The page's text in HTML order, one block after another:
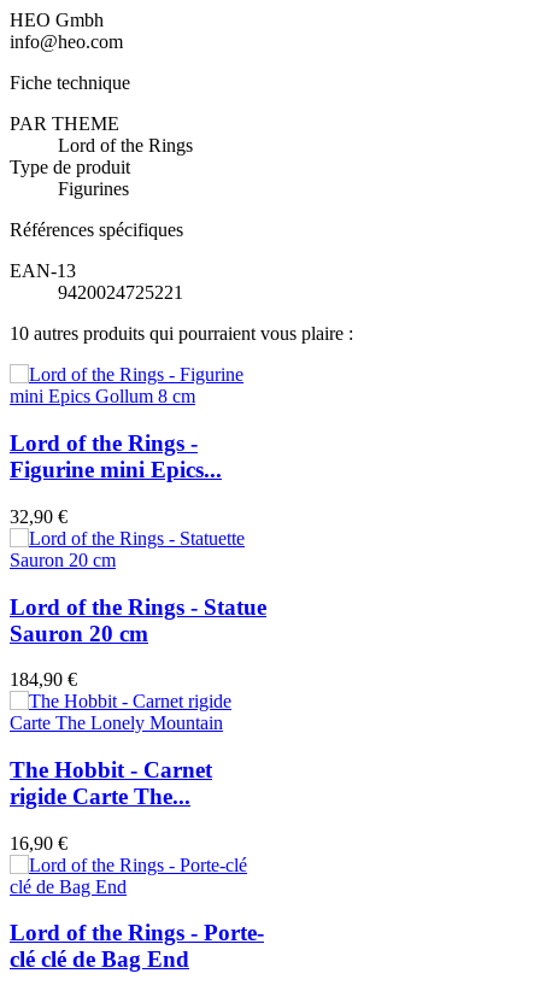
HEO Gmbh
info@heo.com
Fiche technique
PAR THEME
Lord of the Rings
Type de produit
Figurines
Références spécifiques
EAN-13
9420024725221
10 autres produits qui pourraient vous plaire :
Lord of the Rings -
Figurine mini Epics...
32,90 €
Lord of the Rings - Statue
Sauron 20 cm
184,90 €
The Hobbit - Carnet
rigide Carte The...
16,90 €
Lord of the Rings - Porte-
clé clé de Bag End